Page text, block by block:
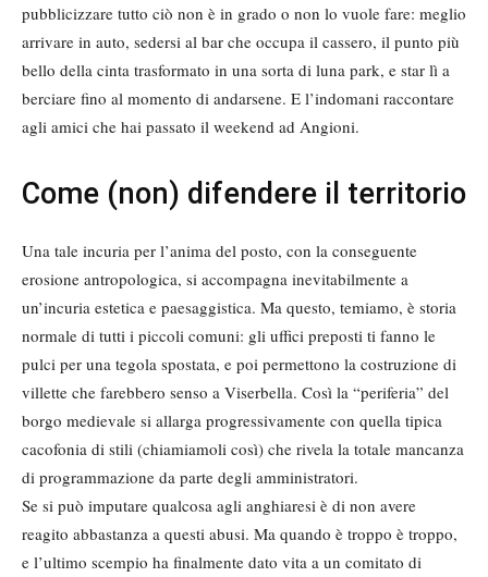
pubblicizzare tutto ciò non è in grado o non lo vuole fare: meglio
arrivare in auto, sedersi al bar che occupa il cassero, il punto più
bello della cinta trasformato in una sorta di luna park, e star lì a
berciare fino al momento di andarsene. E l’indomani raccontare
agli amici che hai passato il weekend ad Angioni.
Come (non) difendere il territorio
Una tale incuria per l’anima del posto, con la conseguente
erosione antropologica, si accompagna inevitabilmente a
un’incuria estetica e paesaggistica. Ma questo, temiamo, è storia
normale di tutti i piccoli comuni: gli uffici preposti ti fanno le
pulci per una tegola spostata, e poi permettono la costruzione di
villette che farebbero senso a Viserbella. Così la “periferia” del
borgo medievale si allarga progressivamente con quella tipica
cacofonia di stili (chiamiamoli così) che rivela la totale mancanza
di programmazione da parte degli amministratori.
Se si può imputare qualcosa agli anghiaresi è di non avere
reagito abbastanza a questi abusi. Ma quando è troppo è troppo,
e l’ultimo scempio ha finalmente dato vita a un comitato di